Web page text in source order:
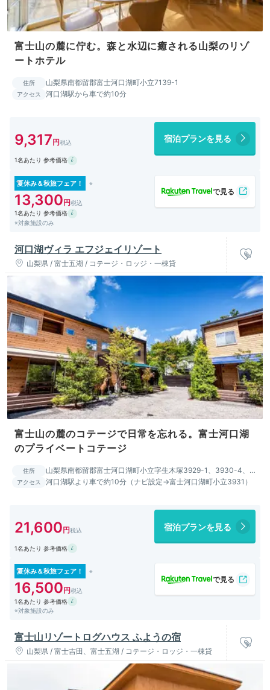
富士山の麓に佇む。森と水辺に癒される山梨のリゾ
ートホテル
住所 山梨県南都留郡富士河口湖町小立7139-1
アクセス 河口湖駅から車で約10分
9,317 宿泊プランを見る
1名あたり 参考価格
夏休み＆秋旅フェア！
13,300
1名あたり 参考価格
※対象施設のみ
河口湖ヴィラ エフジェイリゾート
山梨県 / 富士五湖 / コテージ・ロッジ・一棟貸
富士山の麓のコテージで日常を忘れる。富士河口湖
のプライベートコテージ
住所
山梨県南都留郡富士河口湖町小立字生木塚3929-1、3930-4、
3931-4
アクセス 河口湖駅より車で約10分（ナビ設定→富士河口湖町小立3931）
21,600 宿泊プランを見る
1名あたり 参考価格
夏休み＆秋旅フェア！
16,500
1名あたり 参考価格
※対象施設のみ
富士山リゾートログハウス ふようの宿
山梨県 / 富士吉田、富士五湖 / コテージ・ロッジ・一棟貸